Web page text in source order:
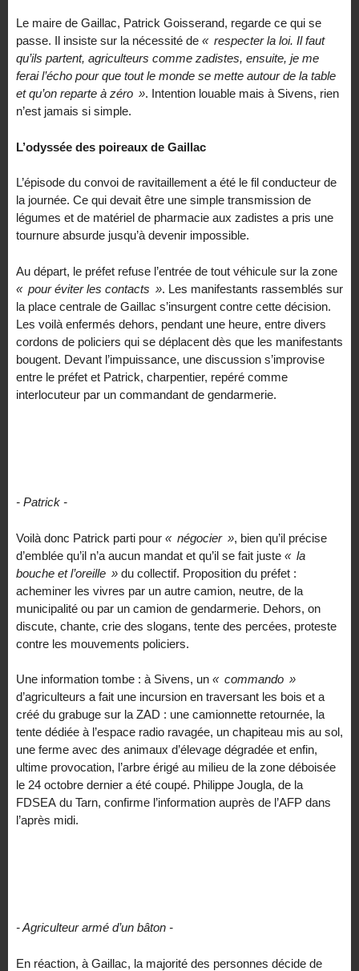
Le maire de Gaillac, Patrick Goisserand, regarde ce qui se
passe. Il insiste sur la nécessité de « respecter la loi. Il faut
qu’ils partent, agriculteurs comme zadistes, ensuite, je me
ferai l’écho pour que tout le monde se mette autour de la table
et qu’on reparte à zéro ». Intention louable mais à Sivens, rien
n’est jamais si simple.
L’odyssée des poireaux de Gaillac
L’épisode du convoi de ravitaillement a été le fil conducteur de
la journée. Ce qui devait être une simple transmission de
légumes et de matériel de pharmacie aux zadistes a pris une
tournure absurde jusqu’à devenir impossible.
Au départ, le préfet refuse l’entrée de tout véhicule sur la zone
« pour éviter les contacts ». Les manifestants rassemblés sur
la place centrale de Gaillac s’insurgent contre cette décision.
Les voilà enfermés dehors, pendant une heure, entre divers
cordons de policiers qui se déplacent dès que les manifestants
bougent. Devant l’impuissance, une discussion s’improvise
entre le préfet et Patrick, charpentier, repéré comme
interlocuteur par un commandant de gendarmerie.
- Patrick -
Voilà donc Patrick parti pour « négocier », bien qu’il précise
d’emblée qu’il n’a aucun mandat et qu’il se fait juste « la
bouche et l’oreille » du collectif. Proposition du préfet :
acheminer les vivres par un autre camion, neutre, de la
municipalité ou par un camion de gendarmerie. Dehors, on
discute, chante, crie des slogans, tente des percées, proteste
contre les mouvements policiers.
Une information tombe : à Sivens, un « commando »
d’agriculteurs a fait une incursion en traversant les bois et a
créé du grabuge sur la ZAD : une camionnette retournée, la
tente dédiée à l’espace radio ravagée, un chapiteau mis au sol,
une ferme avec des animaux d’élevage dégradée et enfin,
ultime provocation, l’arbre érigé au milieu de la zone déboisée
le 24 octobre dernier a été coupé. Philippe Jougla, de la
FDSEA du Tarn, confirme l’information auprès de l’AFP dans
l’après midi.
- Agriculteur armé d’un bâton -
En réaction, à Gaillac, la majorité des personnes décide de